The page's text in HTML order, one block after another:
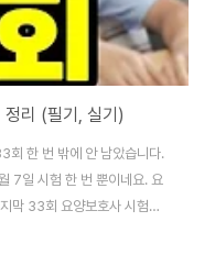
리 (필기, 실기)
회 한 번 밖에 안 남았습니다.
7일 시험 한 번 뿐이네요. 요
막 33회 요양보호사 시험은
일입니다. 이미 33회 준비